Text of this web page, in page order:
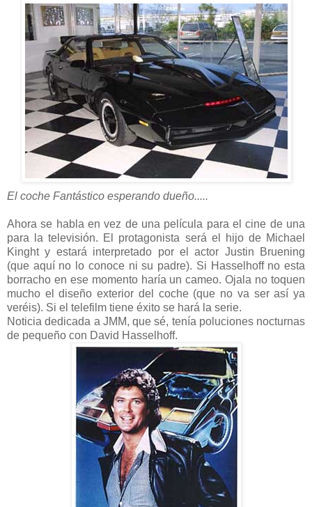
El coche Fantástico esperando dueño.....
Ahora se habla en vez de una película para el cine de una
para la televisión. El protagonista será el hijo de Michael
Kinght y estará interpretado por el actor Justin Bruening
(que aquí no lo conoce ni su padre). Si Hasselhoff no esta
borracho en ese momento haría un cameo. Ojala no toquen
mucho el diseño exterior del coche (que no va ser así ya
veréis). Si el telefilm tiene éxito se hará la serie.
Noticia dedicada a JMM, que sé, tenía poluciones nocturnas
de pequeño con David Hasselhoff.